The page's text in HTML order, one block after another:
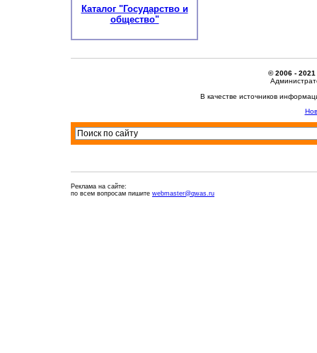
Каталог "Государство и
общество"
© 2006 - 2021
В качестве источников
Реклама на сайте:
по всем вопросам пишите webmaster@qwas.ru